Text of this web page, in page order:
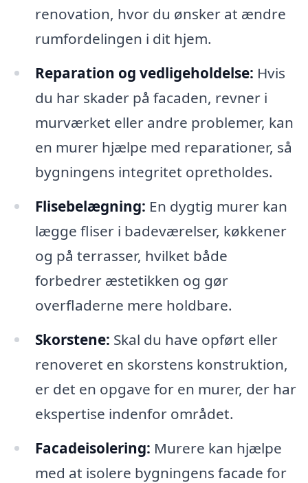
renovation, hvor du ønsker at ændre
rumfordelingen i dit hjem.
Reparation og vedligeholdelse: Hvis
du har skader på facaden, revner i
murværket eller andre problemer, kan
en murer hjælpe med reparationer, så
bygningens integritet opretholdes.
Flisebelægning: En dygtig murer kan
lægge fliser i badeværelser, køkkener
og på terrasser, hvilket både
forbedrer æstetikken og gør
overfladerne mere holdbare.
Skorstene: Skal du have opført eller
renoveret en skorstens konstruktion,
er det en opgave for en murer, der har
ekspertise indenfor området.
Facadeisolering: Murere kan hjælpe
med at isolere bygningens facade for